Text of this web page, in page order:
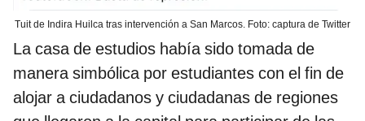
Tuit de Indira Huilca tras intervención a San Marcos. Foto: captura de Twitter
La casa de estudios había sido tomada de
manera simbólica por estudiantes con el fin de
alojar a ciudadanos y ciudadanas de regiones